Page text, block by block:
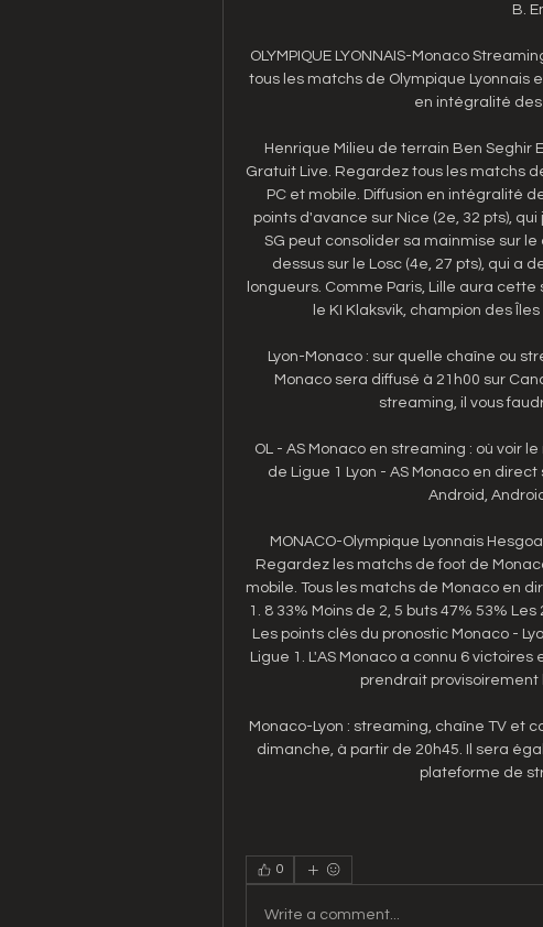
B.
OLYMPIQUE LYONNAIS-Monaco
tous les matchs de Olympique Lyonnais
en intégralité des
Henrique Milieu de terrain Ben Seghir
Gratuit Live. Regardez tous les matchs
PC et mobile. Diffusion en intégralité
points d'avance sur Nice (2e, 32 pts),
SG peut consolider sa mainmise sur
dessus sur le Losc (4e, 27 pts), qui a
longueurs. Comme Paris, Lille aura
le KI Klaksvik, champion des
Lyon-Monaco : sur quelle chaîne ou
Monaco sera diffusé à 21h00 sur
streaming, il vous
OL - AS Monaco en streaming : où voir
de Ligue 1 Lyon - AS Monaco en
Android,
MONACO-Olympique Lyonnais
Regardez les matchs de foot de
mobile. Tous les matchs de Monaco en
1. 8 33% Moins de 2, 5 buts 47% 53%
Les points clés du pronostic Monaco -
Ligue 1. L'AS Monaco a connu 6
prendrait provisoirement
Monaco-Lyon : streaming, chaîne TV et
dimanche, à partir de 20h45. Il sera
plateforme de
0
Write a comment...